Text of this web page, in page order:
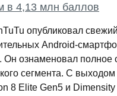
в 4,13 млн баллов
опубликовал
Android-
Он ознаменовал полное
сегмента. С выходом
8 Elite Gen5 и Dimensity